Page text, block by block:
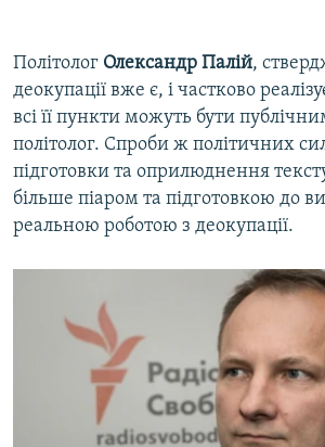
Політолог Олександр Палій,
деокупації вже є, і частково
всі її пункти можуть бути
політолог. Спроби ж політичних
підготовки та оприлюднення тексту
більше піаром та підготовкою до
реальною роботою з деокупації.